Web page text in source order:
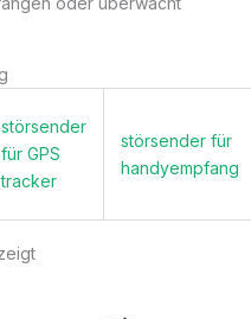
störsender
für GPS
tracker
störsender für
handyempfang